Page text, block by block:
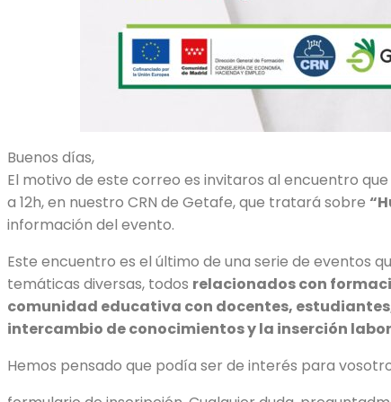
Buenos días,
El motivo de este correo es invitaros al encuentro
a 12h, en nuestro CRN de Getafe, que tratará sobre
información del evento.
Este encuentro es el último de una serie de eventos
temáticas diversas, todos relacionados con
comunidad educativa con docentes,
intercambio de conocimientos y la inserción
Hemos pensado que podía ser de interés para